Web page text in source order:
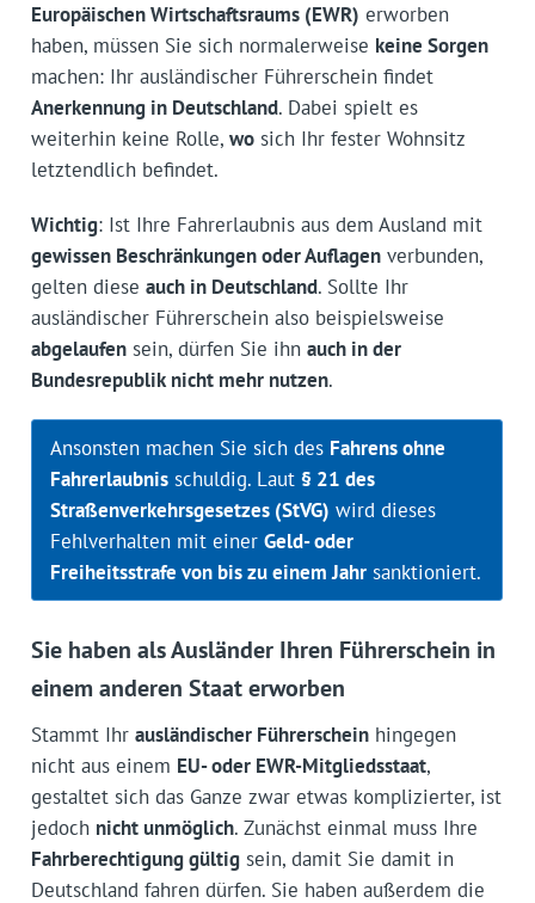
Europäischen Wirtschaftsraums (EWR) erworben
haben, müssen Sie sich normalerweise keine Sorgen
machen: Ihr ausländischer Führerschein findet
Anerkennung in Deutschland. Dabei spielt es
weiterhin keine Rolle, wosich Ihr fester Wohnsitz
letztendlich befindet.
Wichtig: Ist Ihre Fahrerlaubnis aus dem Ausland mit
gewissen Beschränkungen oder Auflagenverbunden,
gelten diese auch in Deutschland. Sollte Ihr
ausländischer Führerschein also beispielsweise
abgelaufensein, dürfen Sie ihn auch in der
Bundesrepublik nicht mehr nutzen.
Ansonsten machen Sie sich des Fahrens ohne
Fahrerlaubnisschuldig. Laut § 21 des
Straßenverkehrsgesetzes (StVG) wird dieses
Fehlverhalten mit einer Geld- oder
Freiheitsstrafe von bis zu einem Jahrsanktioniert.
Sie haben als Ausländer Ihren Führerschein in
einem anderen Staat erworben
Stammt Ihr ausländischer Führerscheinhingegen
nicht aus einem EU- oder EWR-Mitgliedsstaat,
gestaltet sich das Ganze zwar etwas komplizierter, ist
jedoch nicht unmöglich. Zunächst einmal muss Ihre
Fahrberechtigung gültigsein, damit Sie damit in
Deutschland fahren dürfen. Sie haben außerdem die